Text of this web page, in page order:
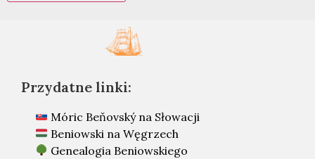
Przydatne linki:
Móric Beňovský na Słowacji
Beniowski na Węgrzech
Genealogia Beniowskiego